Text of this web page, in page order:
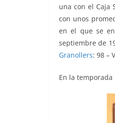
una con el Caja
con unos
en el que se
septiembre de
Granollers: 98 –
En la temporada